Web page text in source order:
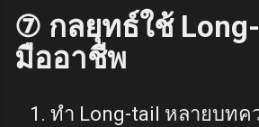
⑦ กลยุทธ์ใช้
มืออาชีพ
ทำ Long-tail หลายบทค